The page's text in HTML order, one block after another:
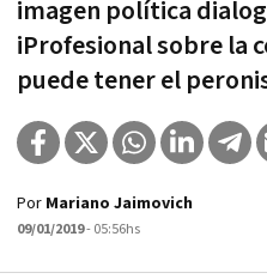
imagen política
iProfesional sobre la
puede tener el
Por Mariano Jaimovich
09/01/2019- 05:56hs